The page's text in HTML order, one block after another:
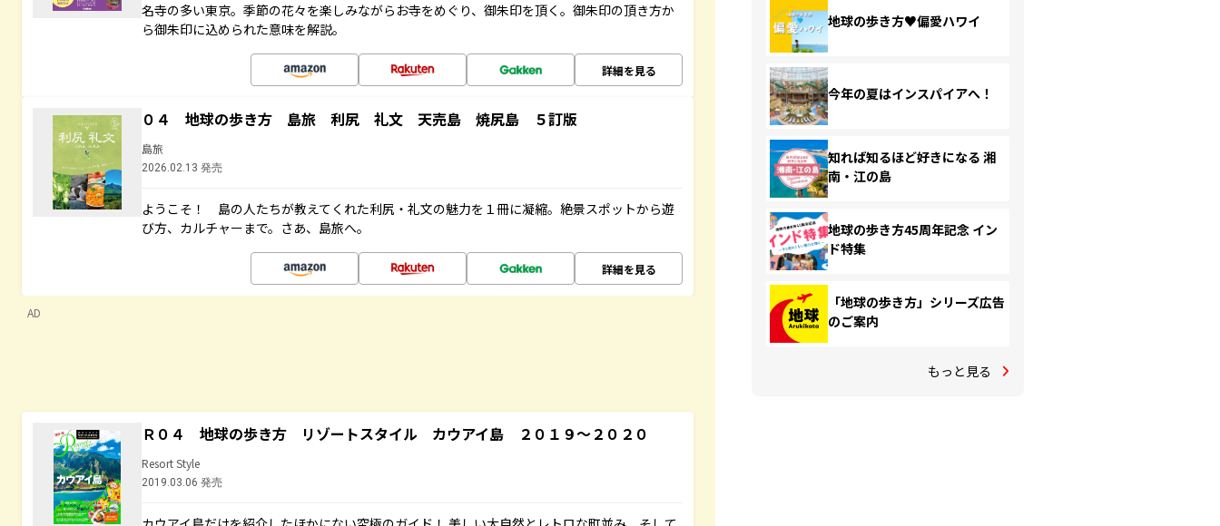
名寺の多い東京。季節の花々を楽しみながらお寺をめぐり、御朱印を頂く。御朱印の頂き方か
ら御朱印に込められた意味を解説。
詳細を見る
０４ 地球の歩き方 島旅 利尻 礼文 天売島 焼尻島 ５訂版
島旅
2026.02.13 発売
ようこそ！ 島の人たちが教えてくれた利尻・礼文の魅力を１冊に凝縮。絶景スポットから遊
び方、カルチャーまで。さあ、島旅へ。
詳細を見る
AD
Ｒ０４ 地球の歩き方 リゾートスタイル カウアイ島 ２０１９～２０２０
Resort Style
2019.03.06 発売
地球の歩き方♥偏愛ハワイ
今年の夏はインスパイアへ！
知れば知るほど好きになる 湘
南・江の島
地球の歩き方45周年記念 イン
ド特集
「地球の歩き方」シリーズ広告
のご案内
もっと見る